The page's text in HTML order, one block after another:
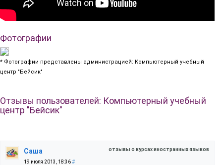
Фотографии
* Фотографии представлены администрацией: Компьютерный учебный
центр "Бейсик"
Отзывы пользователей: Компьютерный учебный
центр "Бейсик"
отзывы о курсах иностранных языков
Саша
19 июля 2013, 18:36#